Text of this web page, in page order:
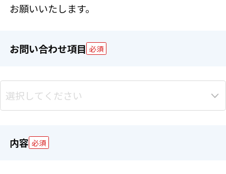
お願いいたします。
お問い合わせ項目 必須
内容 必須